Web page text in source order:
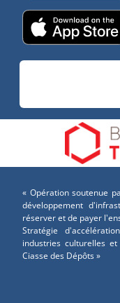
« Opération soutenue
développement
réserver et de payer
Stratégie
industries culturelles
Ciasse des Dépôts »